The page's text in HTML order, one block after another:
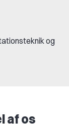
og
af os